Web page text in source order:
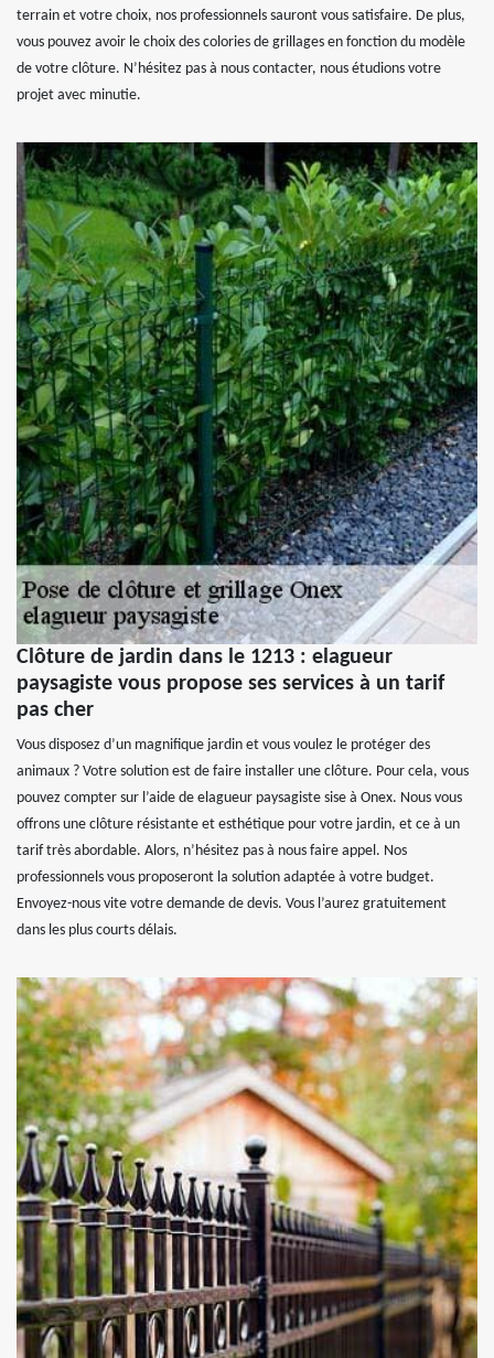
terrain et votre choix, nos professionnels sauront vous satisfaire. De plus,
vous pouvez avoir le choix des colories de grillages en fonction du modèle
de votre clôture. N’hésitez pas à nous contacter, nous étudions votre
projet avec minutie.
Clôture de jardin dans le 1213 : elagueur
paysagiste vous propose ses services à un tarif
pas cher
Vous disposez d’un magnifique jardin et vous voulez le protéger des
animaux ? Votre solution est de faire installer une clôture. Pour cela, vous
pouvez compter sur l’aide de elagueur paysagiste sise à Onex. Nous vous
offrons une clôture résistante et esthétique pour votre jardin, et ce à un
tarif très abordable. Alors, n’hésitez pas à nous faire appel. Nos
professionnels vous proposeront la solution adaptée à votre budget.
Envoyez-nous vite votre demande de devis. Vous l’aurez gratuitement
dans les plus courts délais.